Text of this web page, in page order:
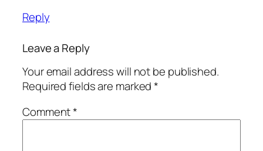
Reply
Leave a Reply
Your email address will not be published.
Required fields are marked*
Comment*